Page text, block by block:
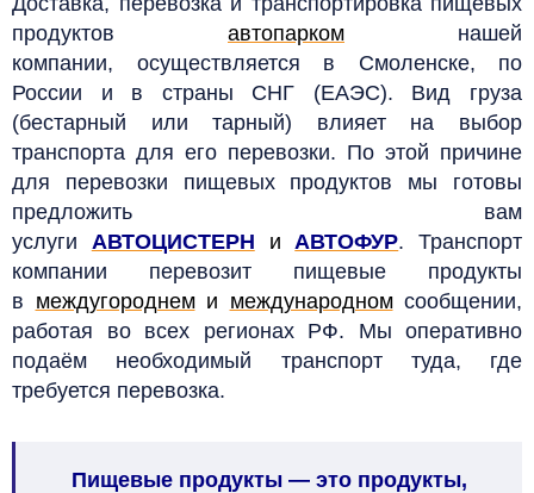
продуктов автопарком нашей
компании, осуществляется в Смоленске, по
России и в страны СНГ (ЕАЭС). Вид груза
(бестарный или тарный) влияет на выбор
транспорта для его перевозки. По этой причине
для перевозки пищевых продуктов мы готовы
предложить вам
услуги АВТОЦИСТЕРН и АВТОФУР. Транспорт
компании перевозит пищевые продукты
в междугороднеми международномсообщении,
работая во всех регионах РФ. Мы оперативно
подаём необходимый транспорт туда, где
требуется перевозка.
Пищевые продукты— это продукты,